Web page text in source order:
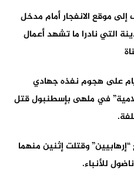
موقع الانفجار أمام مدخل
التي نادرا ما تشهد أعمال
على هجوم نفذه جهادي
في ملهى بإسطنبول قتل
وقتلت إثنين منهما
للأنباء.